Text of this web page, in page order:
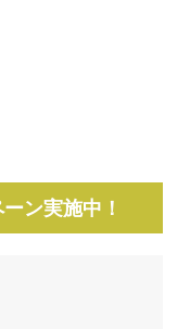
ン実施中！